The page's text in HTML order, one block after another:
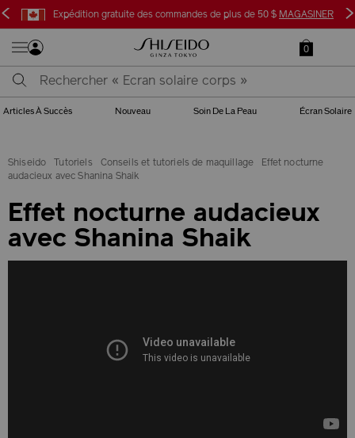
Expédition gratuite des commandes de plus de 50 $ MAGASINER
< >
0
Articles À Succès Nouveau Soin De La Peau Écran Solaire
Shiseido Tutoriels Conseils et tutoriels de maquillage
Effet nocturne
audacieux avec Shanina Shaik
Effet nocturne audacieux
avec Shanina Shaik